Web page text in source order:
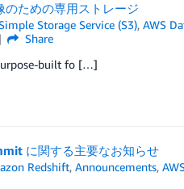
ための専用ストレージ
Storage Service (S3),AWS
Share
built fo […]
に関する主要なお知らせ
Redshift,Announcements,